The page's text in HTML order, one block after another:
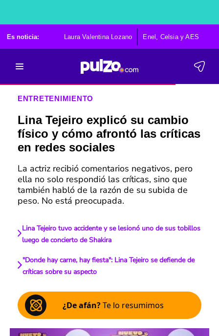
Es noticia: Laura Valentina Lozano Enel, Celsia y AES
ENTRETENIMIENTO
Lina Tejeiro explicó su cambio
físico y cómo afrontó las críticas
en redes sociales
La actriz recibió comentarios negativos, pero
ella no solo respondió las críticas, sino que
también habló de la razón de su subida de
peso. No está preocupada.
Lina Tejeiro tuvo accidente y se lesionó uno de sus tobillos
luego de concierto de Shakira
"Donde hay carne, hay fiesta": Lina Tejeiro se defiende de
críticas sobre su aspecto
¿De afán?Te lo resumimos